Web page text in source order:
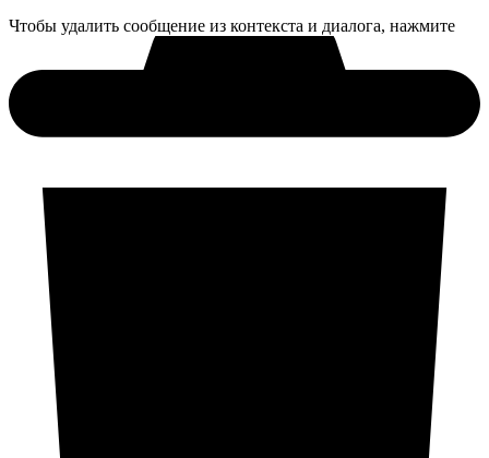
Чтобы удалить сообщение из контекста и диалога, нажмите